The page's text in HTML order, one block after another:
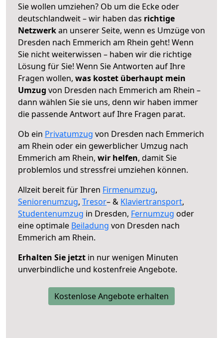
Sie wollen umziehen? Ob um die Ecke oder
deutschlandweit – wir haben das richtige
Netzwerkan unserer Seite, wenn es Umzüge von
Dresden nach Emmerich am Rhein geht! Wenn
Sie nicht weiterwissen – haben wir die richtige
Lösung für Sie! Wenn Sie Antworten auf Ihre
Fragen wollen, was kostet überhaupt mein
Umzug von Dresden nach Emmerich am Rhein –
dann wählen Sie sie uns, denn wir haben immer
die passende Antwort auf Ihre Fragen parat.
Ob ein Privatumzug von Dresden nach Emmerich
am Rhein oder ein gewerblicher Umzug nach
Emmerich am Rhein, wir helfen, damit Sie
problemlos und stressfrei umziehen können.
Allzeit bereit für Ihren Firmenumzug,
Seniorenumzug, Tresor– & Klaviertransport,
Studentenumzug in Dresden, Fernumzug oder
eine optimale Beiladung von Dresden nach
Emmerich am Rhein.
Erhalten Sie jetzt in nur wenigen Minuten
unverbindliche und kostenfreie Angebote.
Kostenlose Angebote erhalten